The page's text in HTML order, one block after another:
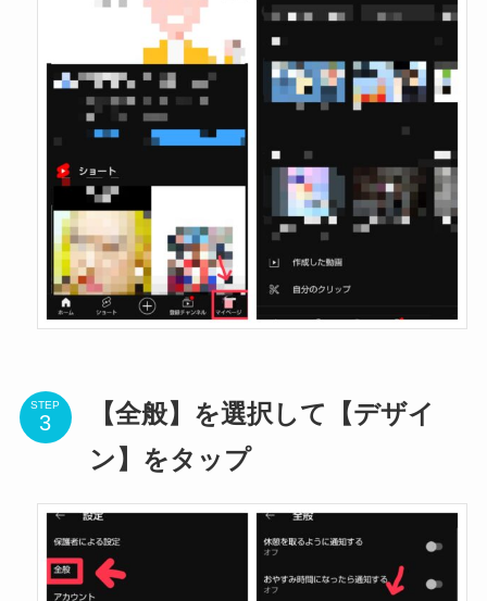
STEP
【全般】を選択して【デザイ
ン】をタップ